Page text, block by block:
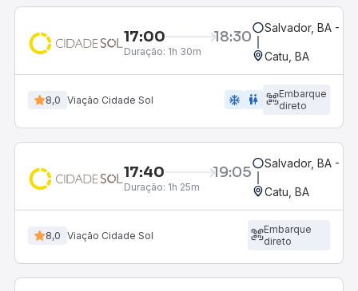
17:00 18:30
Duração: 1h 30m
Salvador, BA -
Catu, BA
8,0 Viação Cidade Sol ac_unit wc
Embarque
direto
17:40 19:05
Duração: 1h 25m
Salvador, BA -
Catu, BA
8,0 Viação Cidade Sol
Embarque
direto